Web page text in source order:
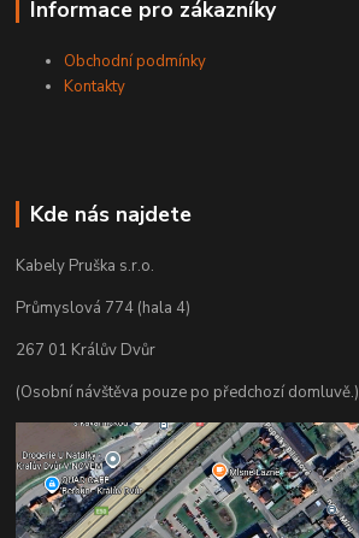
Informace pro zákazníky
Obchodní podmínky
Kontakty
Kde nás najdete
Kabely Pruška s.r.o.
Průmyslová 774 (hala 4)
267 01 Králův Dvůr
(Osobní návštěva pouze po předchozí domluvě.)